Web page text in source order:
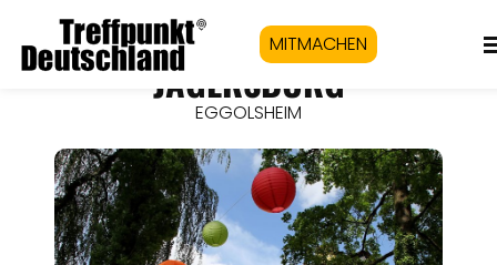
MITMACHEN
JÄGERSBURG
EGGOLSHEIM